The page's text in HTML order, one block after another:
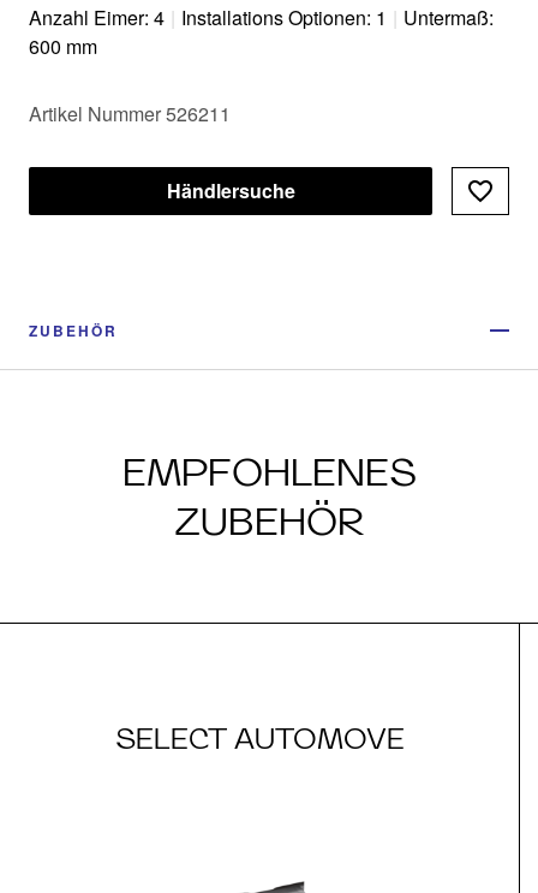
zu einer individuellen Lösung
Modernes Design mit hochwertigem Aluminium
und glatter Oberflächen
Anzahl Eimer: 4 | Installations Optionen: 1 | Untermaß:
600 mm
Artikel Nummer 526211
Händlersuche
ZUBEHÖR
EMPFOHLENES
ZUBEHÖR
SELECT AUTOMOVE